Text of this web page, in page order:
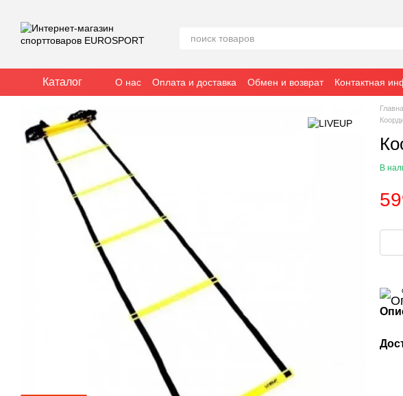
Каталог О нас Оплата и доставка Обмен и возврат Контактная
Отзывы о магазине
В